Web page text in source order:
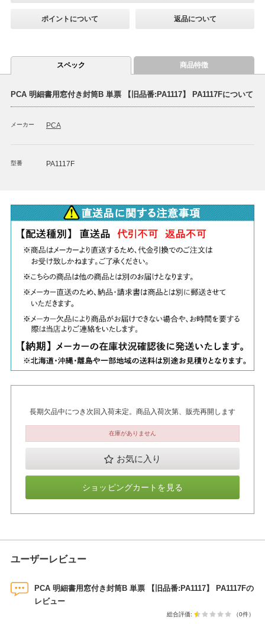
ポイントについて 返品について
スペック 商品特徴
PCA 明細書用窓付き封筒B 単票 【旧品番:PA1117】 PA1117Fについて
メーカー PCA
型番 PA1117F
長期欠品中につき次回入荷未定。商品入荷次第、販売再開します
在庫がありません
お気に入り
ショッピングカートを見る
ユーザーレビュー
PCA 明細書用窓付き封筒B 単票 【旧品番:PA1117】 PA1117Fの
レビュー
総合評価: （0件）